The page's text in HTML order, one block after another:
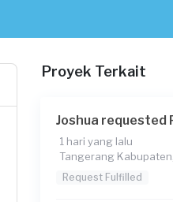
Proyek Terkait
Joshua requested
1 hari yang lalu
Tangerang
Request Fulfilled